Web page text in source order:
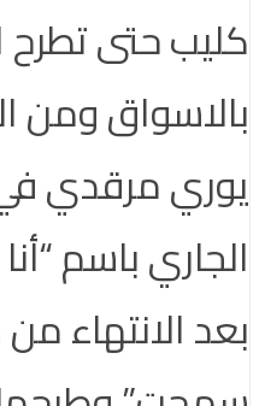
كليب حتى تطرح
بالاسواق ومن
يوري مرقدي
الجاري باسم
بعد الانتهاء